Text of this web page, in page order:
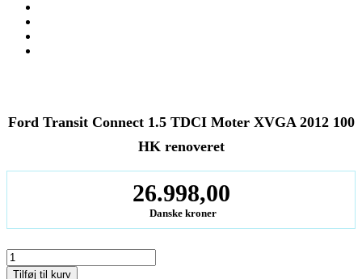
Ford Transit Connect 1.5 TDCI Moter XVGA 2012 100
HK renoveret
26.998,00
Danske kroner
Ford
Transit
Tilføj til kurv